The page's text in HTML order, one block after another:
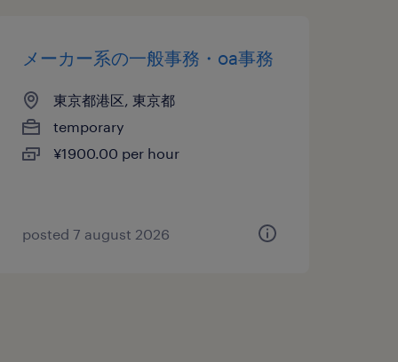
メーカー系の一般事務・oa事務
東京都港区, 東京都
temporary
¥1900.00 per hour
posted 7 august 2026